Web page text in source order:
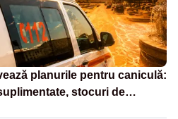
planurile pentru caniculă:
stocuri de
puncte de apă în spațiile